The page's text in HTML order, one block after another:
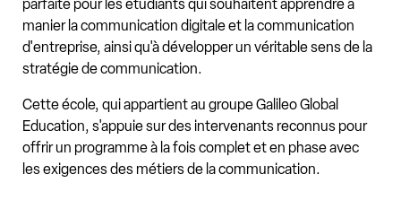
parfaite pour les étudiants qui souhaitent apprendre à
manier la communication digitale et la communication
d'entreprise, ainsi qu'à développer un véritable sens de la
stratégie de communication.
Cette école, qui appartient au groupe Galileo Global
Education, s'appuie sur des intervenants reconnus pour
offrir un programme à la fois complet et en phase avec
les exigences des métiers de la communication.